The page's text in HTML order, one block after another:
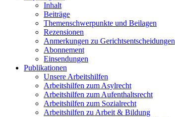
Inhalt
Beiträge
Themenschwerpunkte und Beilagen
Rezensionen
Anmerkungen zu Gerichtsentscheidungen
Abonnement
Einsendungen
Publikationen
Unsere Arbeitshilfen
Arbeitshilfen zum Asylrecht
Arbeitshilfen zum Aufenthaltsrecht
Arbeitshilfen zum Sozialrecht
Arbeitshilfen zu Arbeit & Bildung